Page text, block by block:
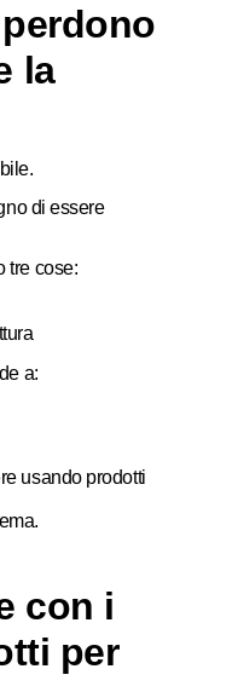
la
di essere
tre cose:
a:
usando prodotti
con i
per